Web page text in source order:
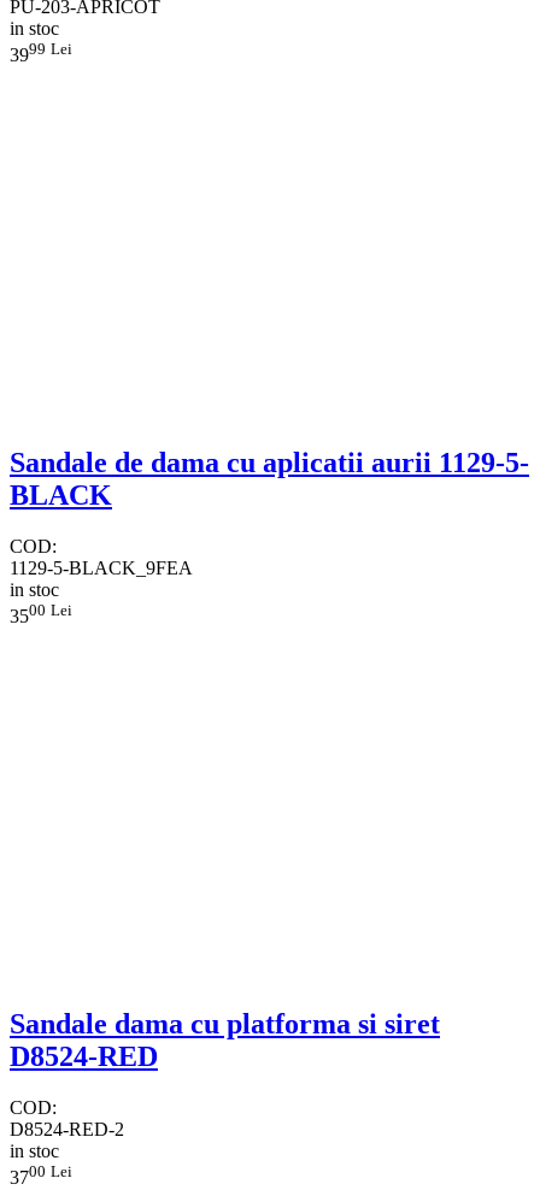
PU-203-APRICOT
in stoc
3999 Lei
​Sandale de dama cu aplicatii aurii 1129-5-
BLACK
COD:
1129-5-BLACK_9FEA
in stoc
3500 Lei
Sandale dama cu platforma si siret
D8524-RED
COD:
D8524-RED​-2
in stoc
3700 Lei